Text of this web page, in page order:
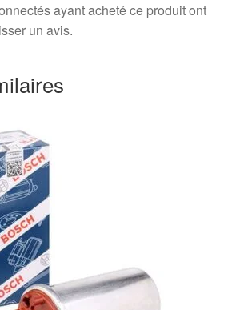
ayant acheté ce produit ont
un avis.